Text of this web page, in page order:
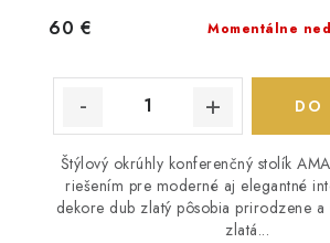
Momentálne
60 €
DO
Štýlový okrúhly konferenčný stolík
riešením pre moderné aj elegantné
dekore dub zlatý pôsobia prirodzene
zlatá...